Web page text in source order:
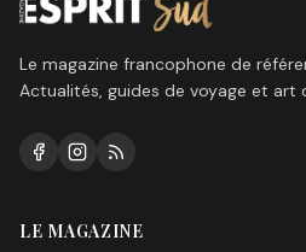
Le magazine francophone de
Actualités, guides de voyage et art
LE MAGAZINE